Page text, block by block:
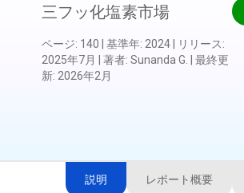
三フッ化塩素市場
ページ: 140 基準年: 2024 リリース:
2025年7月
著者: Sunanda G.
最終更
新: 2026年2月
説明 レポート概要